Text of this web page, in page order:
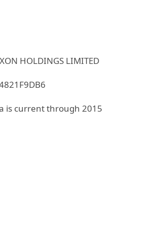
HOLDINGS LIMITED
is current through 2015